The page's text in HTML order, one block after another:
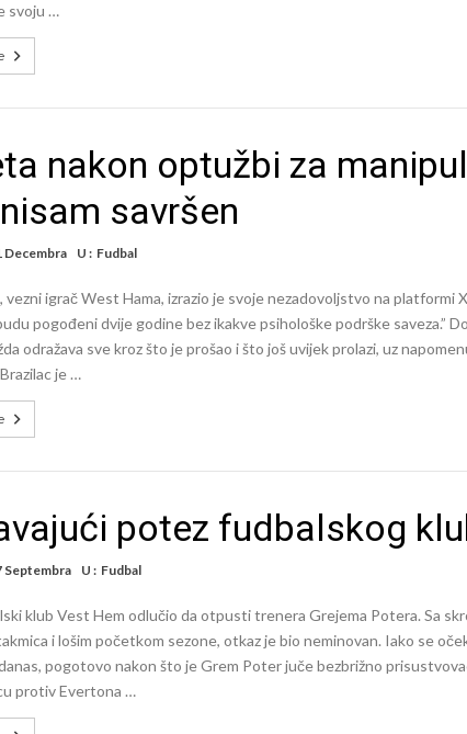
svoju …
nakon optužbi za
savršen
Decembra U : Fudbal
vezni igrač West Hama, izrazio je svoje nezadovoljstvo na platformi
pogođeni dvije godine bez ikakve psihološke podrške saveza.”
odražava sve kroz što je prošao i što još uvijek prolazi, uz
je …
potez fudbalskog
Septembra U : Fudbal
klub Vest Hem odlučio da otpusti trenera Grejema Potera. Sa
i lošim početkom sezone, otkaz je bio neminovan. Iako se
pogotovo nakon što je Grem Poter juče bezbrižno
protiv Evertona …